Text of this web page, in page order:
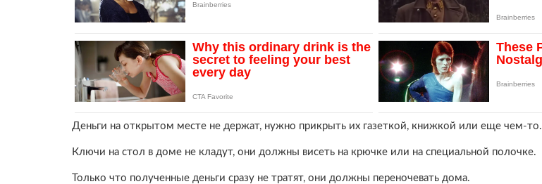
Деньги на открытом месте не держат, нужно прикрыть их газеткой, книжкой или еще чем-то.
Ключи на стол в доме не кладут, они должны висеть на крючке или на специальной полочке.
Только что полученные деньги сразу не тратят, они должны переночевать дома.